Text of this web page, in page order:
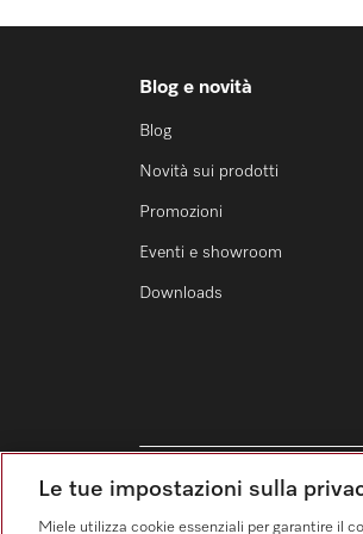
Blog e novità
Blog
Novità sui prodotti
Promozioni
Eventi e showroom
Downloads
Le tue impostazioni sulla
Miele utilizza cookie essenziali per garantire il